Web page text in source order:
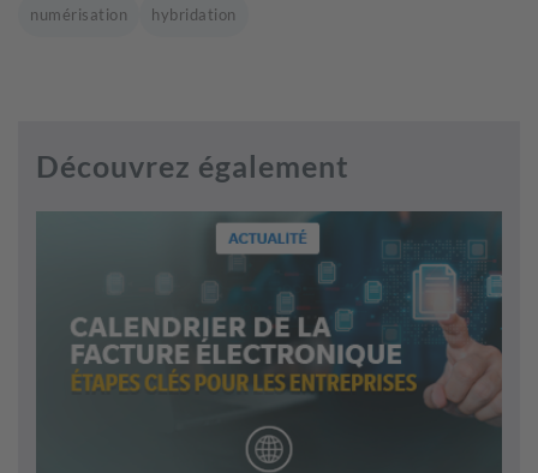
numérisation hybridation
Découvrez également